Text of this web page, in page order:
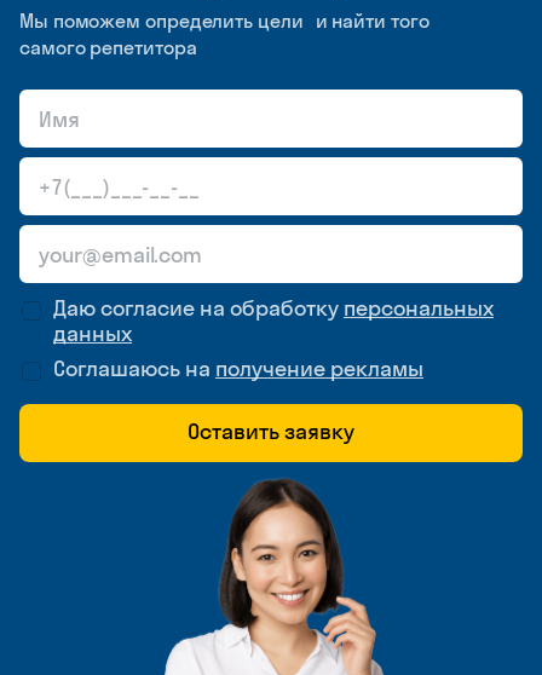
Мы поможем определить цели и найти того
самого репетитора
Даю согласие на обработку персональных
данных
Соглашаюсь на получение рекламы
Оставить заявку